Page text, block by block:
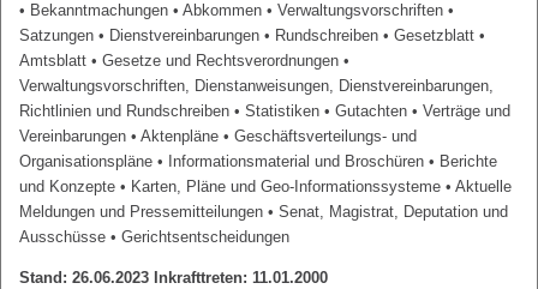
• Bekanntmachungen • Abkommen • Verwaltungsvorschriften •
Satzungen • Dienstvereinbarungen • Rundschreiben • Gesetzblatt •
Amtsblatt • Gesetze und Rechtsverordnungen •
Verwaltungsvorschriften, Dienstanweisungen, Dienstvereinbarungen,
Richtlinien und Rundschreiben • Statistiken • Gutachten • Verträge und
Vereinbarungen • Aktenpläne • Geschäftsverteilungs- und
Organisationspläne • Informationsmaterial und Broschüren • Berichte
und Konzepte • Karten, Pläne und Geo-Informationssysteme • Aktuelle
Meldungen und Pressemitteilungen • Senat, Magistrat, Deputation und
Ausschüsse • Gerichtsentscheidungen
Stand: 26.06.2023 Inkrafttreten: 11.01.2000